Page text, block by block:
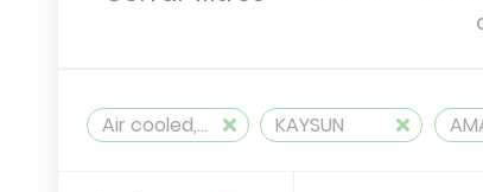
Air cooled, reversible KAYSUN